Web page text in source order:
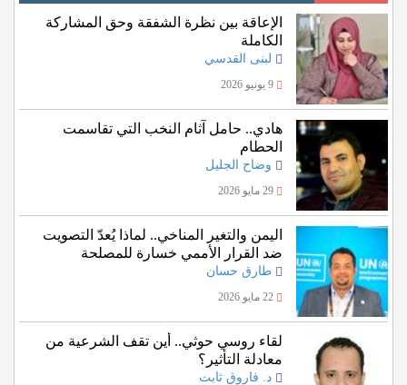
الإعاقة بين نظرة الشفقة وحق المشاركة
الكاملة
لبنى القدسي
9 يونيو 2026
هادي.. حامل آثام النخب التي تقاسمت
الحطام
وضاح الجليل
29 مايو 2026
اليمن والتغير المناخي.. لماذا يُعدّ التصويت
ضد القرار الأممي خسارة للمصلحة
اليمنية؟
طارق حسان
لقاء روسي حوثي.. أين تقف الشرعية من
معادلة التأثير؟
د. فاروق ثابت